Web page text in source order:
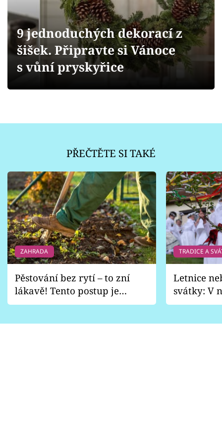
Přihlášení
Sledujte nás
9 jednoduchých dekorací z
šišek. Připravte si Vánoce
s vůní pryskyřice
PŘEČTĚTE SI TAKÉ
ZAHRADA
Pěstování bez rytí – to zní
lákavě! Tento postup je
vhodný jen pro některé
TRADICE A
Letnice
svátky: V
pondělí